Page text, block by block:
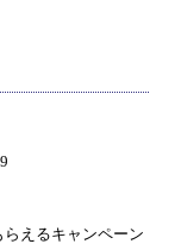
えるキャンペーン